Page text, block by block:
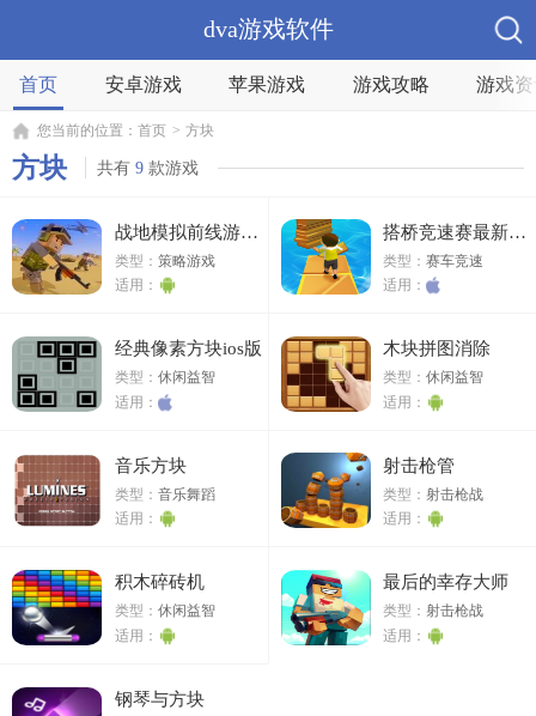
dva游戏软件
首页 安卓游戏 苹果游戏 游戏攻略 游戏
您当前的位置： 首页 > 方块
方块 共有 9 款游戏
战地模拟前线游戏安卓手机版
类型： 策略游戏
适用：
搭桥竞速赛最新版苹果版
类型：赛车竞速
适用：
经典像素方块ios版
类型： 休闲益智
适用：
木块拼图消除
类型：休闲益智
适用：
音乐方块
类型： 音乐舞蹈
适用：
射击枪管
类型： 射击枪战
适用：
积木碎砖机
类型： 休闲益智
适用：
最后的幸存大师
类型： 射击枪战
适用：
钢琴与方块